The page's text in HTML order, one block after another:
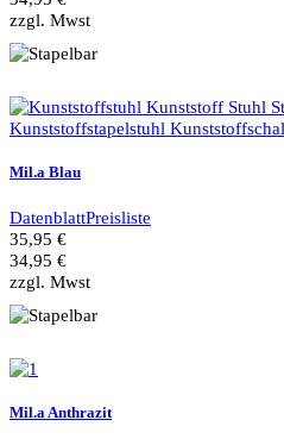
zzgl. Mwst
Mil.a Blau
DatenblattPreisliste
35,95 €
34,95 €
zzgl. Mwst
Mil.a Anthrazit